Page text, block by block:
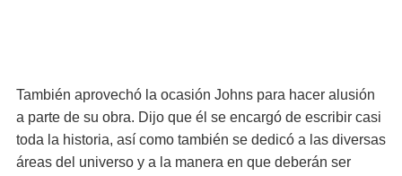
También aprovechó la ocasión Johns para hacer alusión
a parte de su obra. Dijo que él se encargó de escribir casi
toda la historia, así como también se dedicó a las diversas
áreas del universo y a la manera en que deberán ser